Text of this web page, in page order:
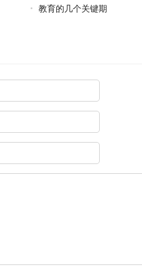
教育的几个关键期